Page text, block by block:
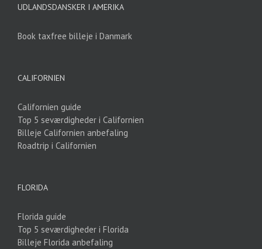
UDLANDSDANSKER I AMERIKA
Book taxfree billeje i Danmark
CALIFORNIEN
Californien guide
Top 5 seværdigheder i Californien
Billeje Californien anbefaling
Roadtrip i Californien
FLORIDA
Florida guide
Top 5 seværdigheder i Florida
Billeje Florida anbefaling